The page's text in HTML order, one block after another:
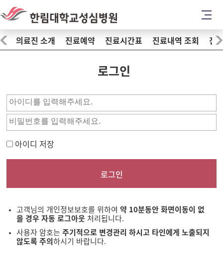
의료진 소개 진료예약 진료시간표 진료내역 조회 진
로그인
아이디 저장
로그인
고객님의 개인정보보호를 위하여약 10분동안 화면이동이 없
을 경우 자동 로그아웃 처리됩니다.
사용자 암호는주기적으로 변경관리 하시고 타인에게 노출되지
않도록 주의하시기 바랍니다.